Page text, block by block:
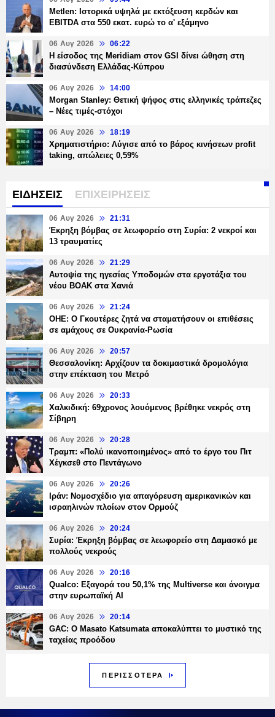
Metlen: Ιστορικά υψηλά με εκτόξευση κερδών και
EBITDA στα 550 εκατ. ευρώ το α' εξάμηνο
06 Αυγ 2026 06:22
Η είσοδος της Meridiam στον GSI δίνει ώθηση στη
διασύνδεση Ελλάδας-Κύπρου
06 Αυγ 2026 14:00
Morgan Stanley: Θετική ψήφος στις ελληνικές τράπεζες
– Νέες τιμές-στόχοι
06 Αυγ 2026 18:19
Χρηματιστήριο: Λύγισε από το βάρος κινήσεων profit
taking, απώλειες 0,59%
ΕΙΔΗΣΕΙΣ ΕΠΙΧΕΙΡΗΣΕΙΣ
06 Αυγ 2026 21:31
Έκρηξη βόμβας σε λεωφορείο στη Συρία: 2 νεκροί και
13 τραυματίες
06 Αυγ 2026 21:29
Αυτοψία της ηγεσίας Υποδομών στα εργοτάξια του
νέου ΒΟΑΚ στα Χανιά
06 Αυγ 2026 21:24
ΟΗΕ: Ο Γκουτέρες ζητά να σταματήσουν οι επιθέσεις
σε αμάχους σε Ουκρανία-Ρωσία
06 Αυγ 2026 20:57
Θεσσαλονίκη: Αρχίζουν τα δοκιμαστικά δρομολόγια
στην επέκταση του Μετρό
06 Αυγ 2026 20:33
Χαλκιδική: 69χρονος λουόμενος βρέθηκε νεκρός στη
Σίβηρη
06 Αυγ 2026 20:28
Τραμπ: «Πολύ ικανοποιημένος» από το έργο του Πιτ
Χέγκσεθ στο Πεντάγωνο
06 Αυγ 2026 20:26
Ιράν: Νομοσχέδιο για απαγόρευση αμερικανικών και
ισραηλινών πλοίων στον Ορμούζ
06 Αυγ 2026 20:24
Συρία: Έκρηξη βόμβας σε λεωφορείο στη Δαμασκό με
πολλούς νεκρούς
06 Αυγ 2026 20:16
Qualco: Εξαγορά του 50,1% της Multiverse και άνοιγμα
στην ευρωπαϊκή AI
06 Αυγ 2026 20:14
GAC: Ο Masato Katsumata αποκαλύπτει το μυστικό της
ταχείας προόδου
ΠΕΡΙΣΣΟΤΕΡΑ